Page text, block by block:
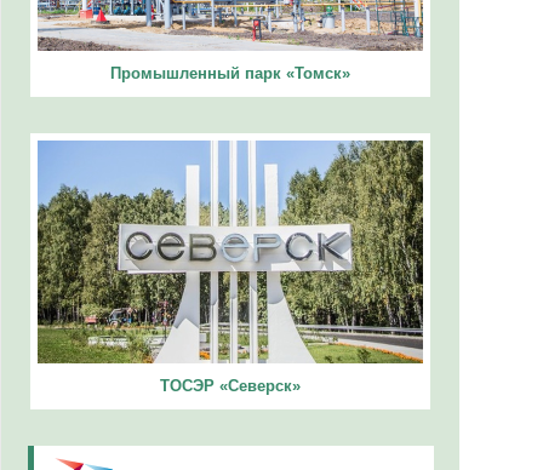
Промышленный парк «Томск»
ТОСЭР «Северск»